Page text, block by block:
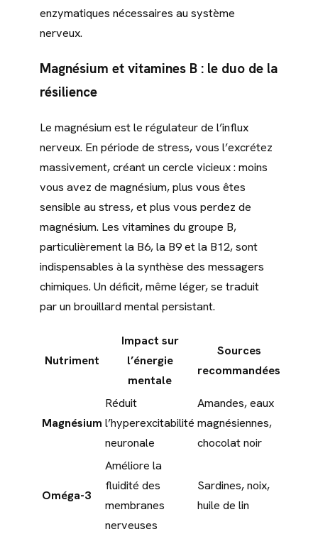
enzymatiques nécessaires au système
nerveux.
Magnésium et vitamines B : le duo de la
résilience
Le magnésium est le régulateur de l’influx
nerveux. En période de stress, vous l’excrétez
massivement, créant un cercle vicieux : moins
vous avez de magnésium, plus vous êtes
sensible au stress, et plus vous perdez de
magnésium. Les vitamines du groupe B,
particulièrement la B6, la B9 et la B12, sont
indispensables à la synthèse des messagers
chimiques. Un déficit, même léger, se traduit
par un brouillard mental persistant.
Nutriment
Impact sur
l’énergie
mentale
Sources
recommandées
Magnésium
Réduit
l’hyperexcitabilité
neuronale
Amandes, eaux
magnésiennes,
chocolat noir
Oméga-3
Améliore la
fluidité des
membranes
nerveuses
Sardines, noix,
huile de lin